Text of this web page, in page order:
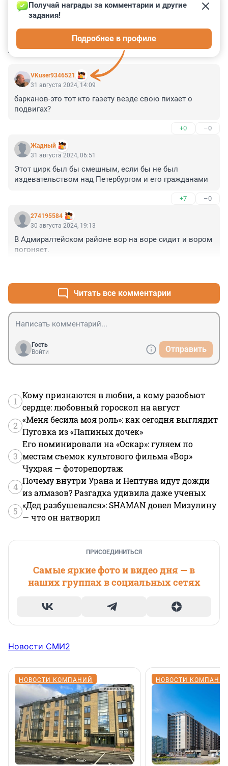
КОММЕНТАРИИ 28
VKuser9346521
Получай награды за комментарии и другие
задания!
Подробнее в профиле
31 августа 2024, 14:09
барканов-это тот кто газету везде свою пихает о
подвигах?
+0 –0
Жадный
31 августа 2024, 06:51
Этот цирк был бы смешным, если бы не был
издевательством над Петербургом и его гражданами
+7 –0
274195584
30 августа 2024, 19:13
В Адмиралтейском районе вор на воре сидит и вором
погоняет.
Читать все комментарии
Гость
Войти
Отправить
1
Кому признаются в любви, а кому разобьют
сердце: любовный гороскоп на август
2
«Меня бесила моя роль»: как сегодня выглядит
Пуговка из «Папиных дочек»
3
Его номинировали на «Оскар»: гуляем по
местам съемок культового фильма «Вор»
Чухрая — фоторепортаж
4
Почему внутри Урана и Нептуна идут дожди
из алмазов? Разгадка удивила даже ученых
5
«Дед разбушевался»: SHAMAN довел Мизулину
— что он натворил
ПРИСОЕДИНИТЬСЯ
Самые яркие фото и видео дня — в
наших группах в социальных сетях
Новости СМИ2
НОВОСТИ КОМПАНИЙ НОВОСТИ